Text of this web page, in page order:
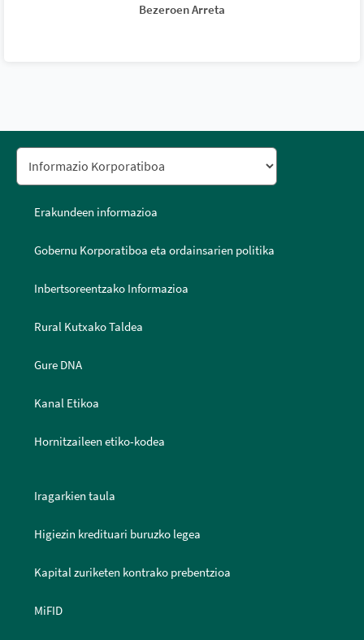
Bezeroen Arreta
Erakundeen informazioa
Gobernu Korporatiboa eta ordainsarien politika
Inbertsoreentzako Informazioa
Rural Kutxako Taldea
Gure DNA
Kanal Etikoa
Hornitzaileen etiko-kodea
Iragarkien taula
Higiezin kredituari buruzko legea
Kapital zuriketen kontrako prebentzioa
MiFID